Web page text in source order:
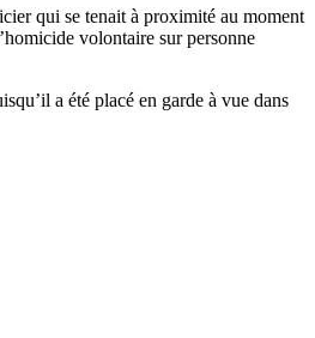
qui se tenait à proximité au moment
volontaire sur personne
a été placé en garde à vue dans